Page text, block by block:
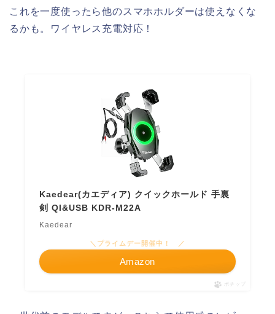
これを一度使ったら他のスマホホルダーは使えなくな
るかも。ワイヤレス充電対応！
Kaedear(カエディア) クイックホールド 手裏
剣 QI&USB KDR-M22A
Kaedear
＼プライムデー開催中！ ／
Amazon
ポチップ